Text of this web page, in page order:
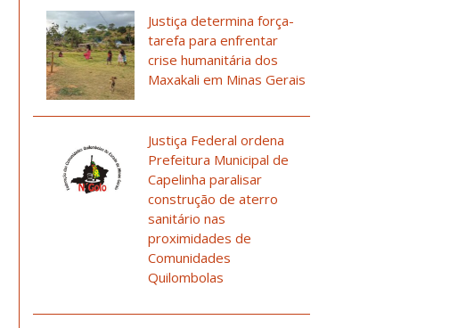
Justiça determina força-
tarefa para enfrentar
crise humanitária dos
Maxakali em Minas Gerais
Justiça Federal ordena
Prefeitura Municipal de
Capelinha paralisar
construção de aterro
sanitário nas
proximidades de
Comunidades
Quilombolas